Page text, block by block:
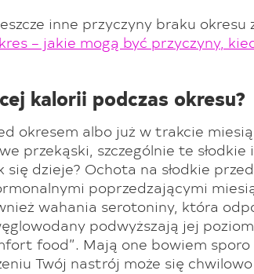
inne przyczyny braku okresu
– jakie mogą być przyczyny,
kalorii podczas okresu?
okresem albo już w trakcie
przekąski, szczególnie te słodkie
dzieje? Ochota na słodkie
poprzedzającymi
wahania serotoniny, która
podwyższają jej
food”. Mają one bowiem sporo
Twój nastrój może się